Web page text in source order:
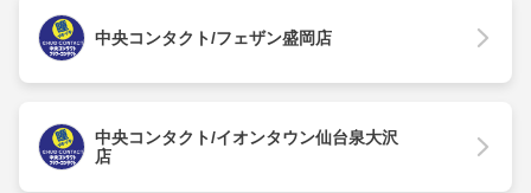
中央コンタクト/フェザン盛岡店
中央コンタクト/イオンタウン仙台泉大沢
店